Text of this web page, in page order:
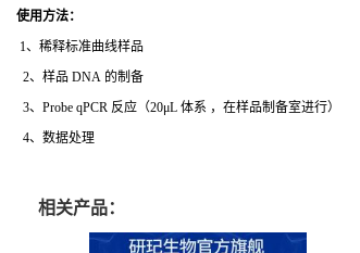
使用方法：
1、稀释标准曲线样品
2、样品 DNA 的制备
3、Probe qPCR 反应（20μL 体系 ，在样品制备室进行）
4、数据处理
相关产品：